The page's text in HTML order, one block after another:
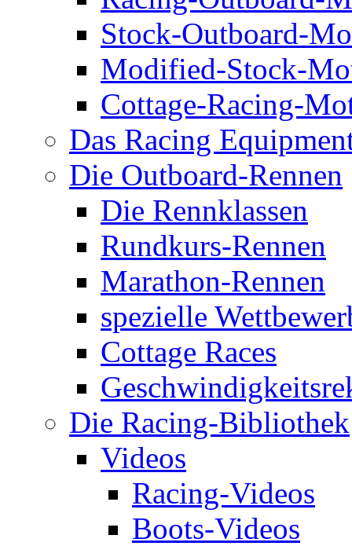
Stock-Outboard-
Modified-Stock-
Cottage-Racing-
Das Racing
Die Outboard-Rennen
Die Rennklassen
Rundkurs-Rennen
Marathon-Rennen
spezielle
Cottage Races
Die Racing-Bibliothek
Videos
Racing-Videos
Boots-Videos